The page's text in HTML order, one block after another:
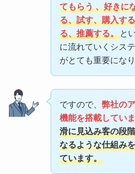
てもらう 、好きに
る、試す、購入す
る、推薦する。と
に流れていくシス
がとても重要になり
ですので、 弊社の
機能を搭載していま
滑に見込み客の段
なるような仕組み
ています。